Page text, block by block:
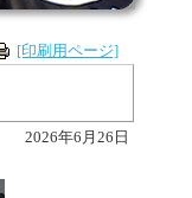
[印刷用ページ]
2026年6月26日